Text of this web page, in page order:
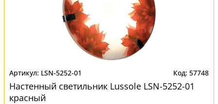
LSN-5252-01 57748
Настенный светильник Lussole LSN-5252-01
красный